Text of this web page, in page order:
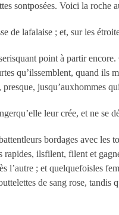
sontposées. Voici la roche
de lafalaise ; et, sur les
point à partir
qu’ilssemblent, quand ils
jusqu’auxhommes
leur crée, et ne se
bordages avec les
rapides, ilsfilent, filent et
l’autre ; et quelquefoisles
de sang rose, tandis